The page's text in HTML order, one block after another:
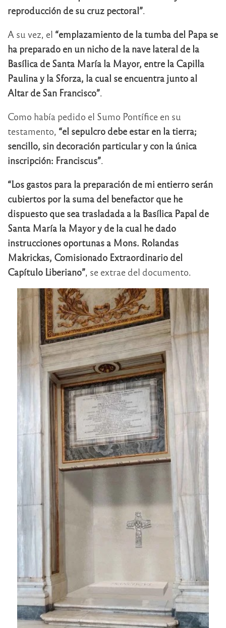
reproducción de su cruz pectoral”.
A su vez, el “emplazamiento de la tumba del Papa se
ha preparado en un nicho de la nave lateral de la
Basílica de Santa María la Mayor, entre la Capilla
Paulina y la Sforza, la cual se encuentra junto al
Altar de San Francisco”.
Como había pedido el Sumo Pontífice en su
testamento, “el sepulcro debe estar en la tierra;
sencillo, sin decoración particular y con la única
inscripción: Franciscus”.
“Los gastos para la preparación de mi entierro serán
cubiertos por la suma del benefactor que he
dispuesto que sea trasladada a la Basílica Papal de
Santa María la Mayor y de la cual he dado
instrucciones oportunas a Mons. Rolandas
Makrickas, Comisionado Extraordinario del
Capítulo Liberiano”, se extrae del documento.